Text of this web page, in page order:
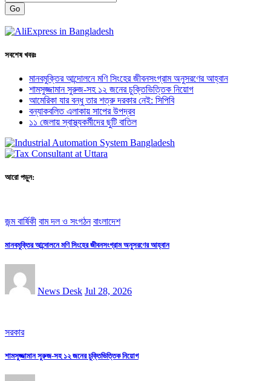
Go
সবশেষ খবরঃ
মানবমুক্তির আন্দোলনে মণি সিংহের জীবনসংগ্রাম অনুসরণের আহ্বান
শামসুজ্জামান সুরুজ-সহ ১২ জনের চুক্তিভিত্তিক নিয়োগ
আমেরিকা যার বন্ধু তার শত্রু দরকার নেই: সিপিবি
বন্যাকবলিত এলাকায় সাপের উপদ্রব
১১ জেলায় স্বাস্থ্যকর্মীদের ছুটি বাতিল
আরো পড়ুন:
জন্ম বার্ষিকী বাম দল ও সংগঠন বাংলাদেশ
মানবমুক্তির আন্দোলনে মণি সিংহের জীবনসংগ্রাম অনুসরণের আহ্বান
News Desk Jul 28, 2026
সরকার
শামসুজ্জামান সুরুজ-সহ ১২ জনের চুক্তিভিত্তিক নিয়োগ